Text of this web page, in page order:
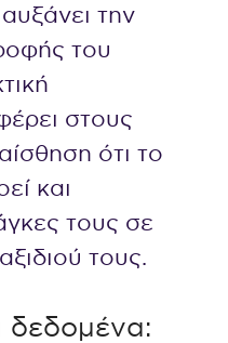
την
του
στους
ότι το
και
τους σε
τους.
δεδομένα: